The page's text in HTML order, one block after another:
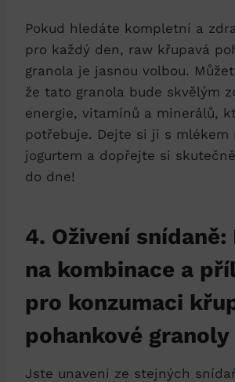
Pokud hledáte kompletní a
pro každý den, raw křupavá
granola je jasnou volbou.
že tato granola bude skvělým
energie, vitamínů a minerálů,
potřebuje. Dejte si ji s mlékem
jogurtem a dopřejte si
do dne!
4. Oživení snídaně:
na kombinace a
pro konzumaci
pohankové granoly
Jste unaveni ze stejných